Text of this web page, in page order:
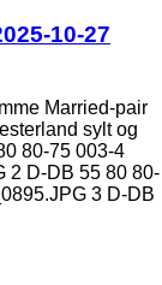
10-27
Married-pair
sylt og
80-75 003-4
2 D-DB 55 80 80-
3 D-DB